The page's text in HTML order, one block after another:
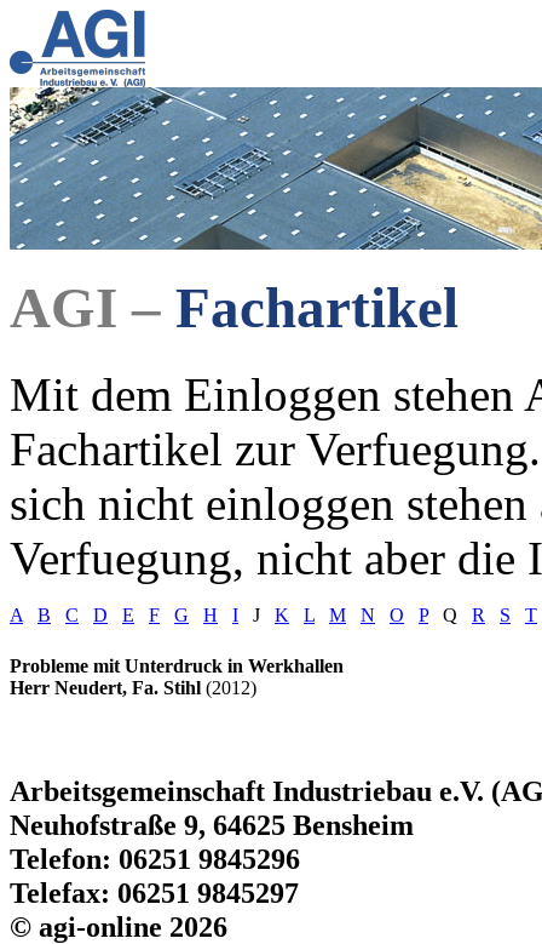
AGI – Fachartikel
Mit dem Einloggen
Fachartikel zur
sich nicht einloggen
Verfuegung, nicht aber die
A B C D E F G H I J K L M N O PQ R S T
Probleme mit Unterdruck in Werkhallen
Herr Neudert, Fa. Stihl (2012)
Arbeitsgemeinschaft Industriebau e.V.
Neuhofstraße 9, 64625 Bensheim
Telefon: 06251 9845296
Telefax: 06251 9845297
© agi-online 2026